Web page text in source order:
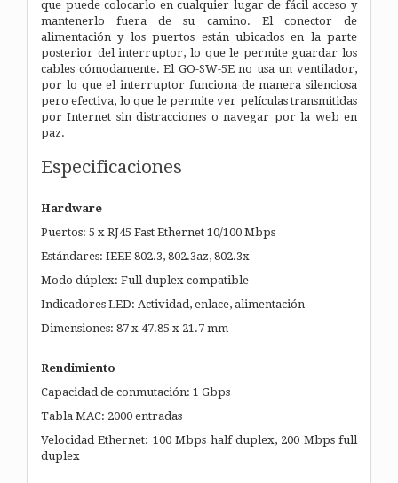
que puede colocarlo en cualquier lugar de fácil acceso y
mantenerlo fuera de su camino. El conector de
alimentación y los puertos están ubicados en la parte
posterior del interruptor, lo que le permite guardar los
cables cómodamente. El GO-SW-5E no usa un ventilador,
por lo que el interruptor funciona de manera silenciosa
pero efectiva, lo que le permite ver películas transmitidas
por Internet sin distracciones o navegar por la web en
paz.
Especificaciones
Hardware
Puertos: 5 x RJ45 Fast Ethernet 10/100 Mbps
Estándares: IEEE 802.3, 802.3az, 802.3x
Modo dúplex: Full duplex compatible
Indicadores LED: Actividad, enlace, alimentación
Dimensiones: 87 x 47.85 x 21.7 mm
Rendimiento
Capacidad de conmutación: 1 Gbps
Tabla MAC: 2000 entradas
Velocidad Ethernet: 100 Mbps half duplex, 200 Mbps full
duplex